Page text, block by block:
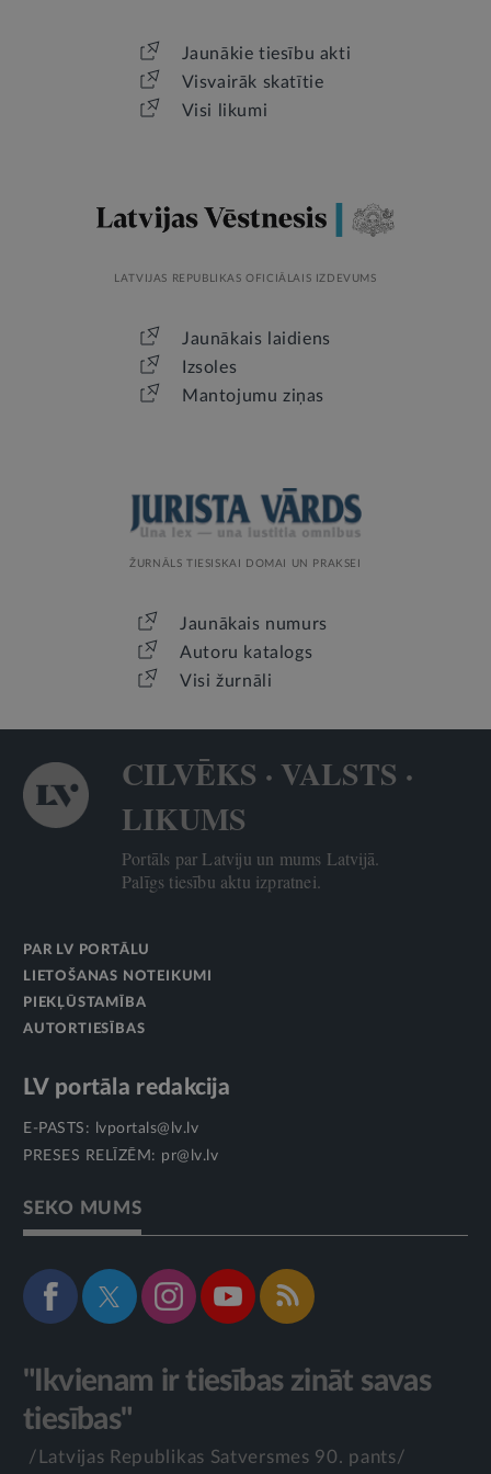
Jaunākie tiesību akti
Visvairāk skatītie
Visi likumi
LATVIJAS REPUBLIKAS OFICIĀLAIS IZDEVUMS
Jaunākais laidiens
Izsoles
Mantojumu ziņas
ŽURNĀLS TIESISKAI DOMAI UN PRAKSEI
Jaunākais numurs
Autoru katalogs
Visi žurnāli
CILVĒKS · VALSTS ·
LIKUMS
Portāls par Latviju un mums Latvijā.
Palīgs tiesību aktu izpratnei.
PAR LV PORTĀLU
LIETOŠANAS NOTEIKUMI
PIEKĻŪSTAMĪBA
AUTORTIESĪBAS
LV portāla redakcija
E-PASTS:
lvportals@lv.lv
PRESES RELĪZĒM: pr@lv.lv
SEKO MUMS
"Ikvienam ir tiesības zināt savas
tiesības"
/Latvijas Republikas Satversmes 90. pants/